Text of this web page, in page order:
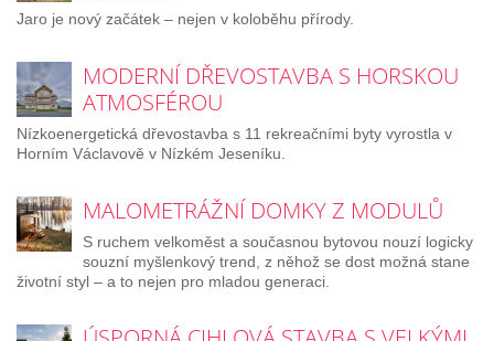
Jaro je nový začátek – nejen v koloběhu přírody.
MODERNÍ DŘEVOSTAVBA S HORSKOU
ATMOSFÉROU
Nízkoenergetická dřevostavba s 11 rekreačními byty vyrostla v
Horním Václavově v Nízkém Jeseníku.
MALOMETRÁŽNÍ DOMKY Z MODULŮ
S ruchem velkoměst a současnou bytovou nouzí logicky
souzní myšlenkový trend, z něhož se dost možná stane
životní styl – a to nejen pro mladou generaci.